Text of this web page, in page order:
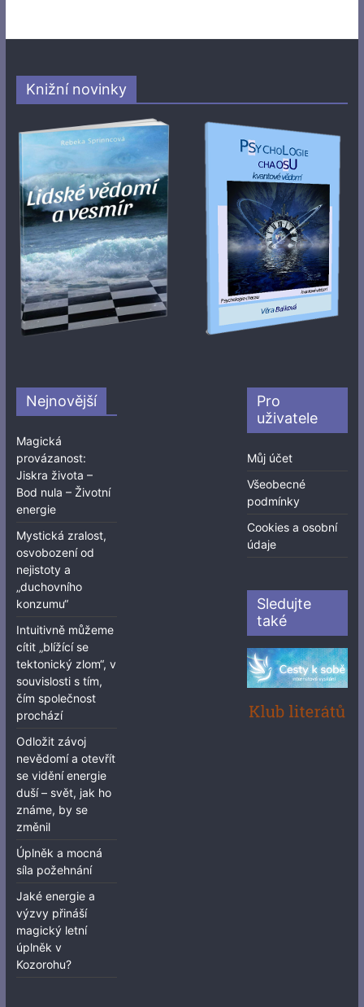
Knižní novinky
Nejnovější
Magická
provázanost:
Jiskra života –
Bod nula – Životní
energie
Mystická zralost,
osvobození od
nejistoty a
„duchovního
konzumu“
Intuitivně můžeme
cítit „blížící se
tektonický zlom“, v
souvislosti s tím,
čím společnost
prochází
Odložit závoj
nevědomí a otevřít
se vidění energie
duší – svět, jak ho
známe, by se
změnil
Úplněk a mocná
síla požehnání
Jaké energie a
výzvy přináší
magický letní
úplněk v
Kozorohu?
Pro
uživatele
Můj účet
Všeobecné
podmínky
Cookies a osobní
údaje
Sledujte
také